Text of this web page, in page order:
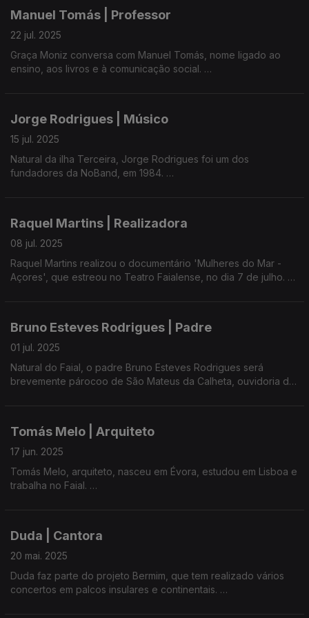
Em 2012, regressou ao Faial, onde vive.
Tempo.
Manuel Tomás | Professor
22 jul. 2025
Graça Moniz conversa com Manuel Tomás, nome ligado ao
ensino, aos livros e à comunicação social.
longo do seu percurso várias atividades culturais e
desportivas.
Jorge Rodrigues | Músico
15 jul. 2025
Natural da ilha Terceira, Jorge Rodrigues foi um dos
fundadores da NoBand, em 1984.
na poesia de Fernando Pessoa.
Raquel Martins | Realizadora
08 jul. 2025
Raquel Martins realizou o documentário 'Mulheres do Mar -
Açores', que estreou no Teatro Faialense, no dia 7 de julho.
reúne a história de 49 mulheres com ligação ao oceano.
A obra celebra a importância da presença feminina nas
mulheres têm com o mar.
mulheres na economia sustentável.
Bruno Esteves Rodrigues | Padre
01 jul. 2025
Natural do Faial, o padre Bruno Esteves Rodrigues será
brevemente párocoo de São Mateus da Calheta, ouvidoria de
Participou em várias missões em Angola, na arquidiocese do
Lubango. Tem procurado apoios nos Açores para fomentar a
educação das crianças daquela zona, nomeadamente através
da construção de salas de aula.
Tomás Melo | Arquiteto
17 jun. 2025
Tomás Melo, arquiteto, nasceu em Évora, estudou em Lisboa e
trabalha no Faial.
centrado na Marina da Horta para promover e celebrar bons
encontros entre a terra e o mar.
Duda | Cantora
20 mai. 2025
Duda faz parte do projeto Bermim, que tem realizado vários
concertos em palcos insulares e continentais.